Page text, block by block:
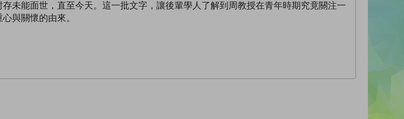
未能面世，直至今天。這一批文字，讓後輩學人了解到周教授在青年時期究竟關注一
與關懷的由來。